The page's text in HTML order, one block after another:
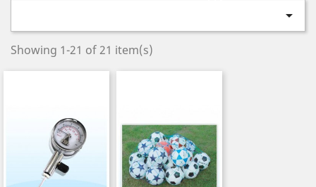

Showing 1-21 of 21 item(s)